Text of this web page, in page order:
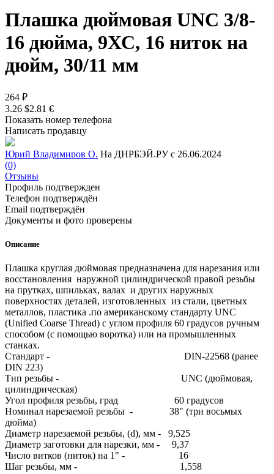
Плашка дюймовая UNC 3/8-
16 дюйма, 9ХС, 16 ниток на
дюйм, 30/11 мм
264 ₽
3.26 $2.81 €
Показать номер телефона
Написать продавцу
Юрий Владимиров О. На ДНРБЭЙ.РУ с 26.06.2024
(0)
Отзывы
Профиль подтвержден
Телефон подтверждён
Email подтверждён
Документы и фото проверены
Описание
Плашка круглая дюймовая предназначена для нарезания или
восстановления наружной цилиндрической правой резьбы
на прутках, шпильках, валах и других наружных
поверхностях деталей, изготовленных из стали, цветных
металлов, пластика .по американскому стандарту UNC
(Unified Coarse Thread) с углом профиля 60 градусов ручным
способом (с помощью воротка) или на промышленных
станках.
Стандарт - DIN-22568 (ранее
DIN 223)
Тип резьбы - UNC (дюймовая,
цилиндрическая)
Угол профиля резьбы, град 60 градусов
Номинал нарезаемой резьбы - 38" (три восьмых
дюйма)
Диаметр нарезаемой резьбы, (d), мм - 9,525
Диаметр заготовки для нарезки, мм - 9,37
Число витков (ниток) на 1" - 16
Шаг резьбы, мм - 1,558